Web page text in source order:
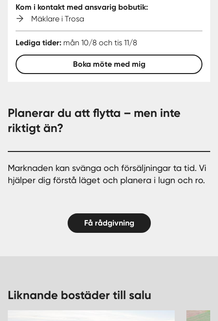
Kom i kontakt med ansvarig bobutik:
Mäklare i Trosa
Lediga tider: mån 10/8 och tis 11/8
Boka möte med mig
Planerar du att flytta – men inte
riktigt än?
Marknaden kan svänga och försäljningar ta tid. Vi
hjälper dig förstå läget och planera i lugn och ro.
Få rådgivning
Liknande bostäder till salu